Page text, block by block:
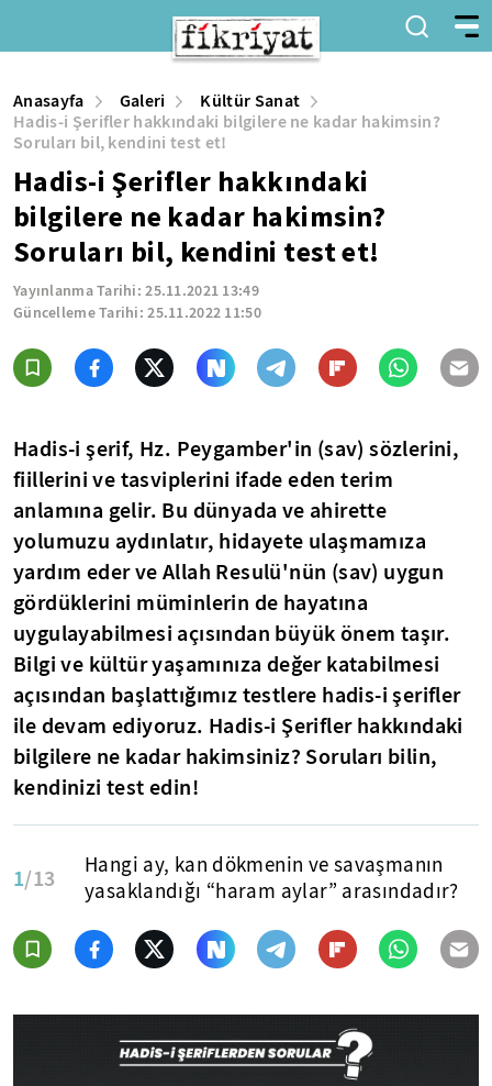
Anasayfa Galeri
Kültür Sanat
Hadis-i Şerifler hakkındaki bilgilere ne kadar hakimsin?
Soruları bil, kendini test et!
Hadis-i Şerifler hakkındaki
bilgilere ne kadar hakimsin?
Soruları bil, kendini test et!
Yayınlanma Tarihi:25.11.2021 13:49
Güncelleme Tarihi:25.11.2022 11:50
Hadis-i şerif, Hz. Peygamber'in (sav) sözlerini,
fiillerini ve tasviplerini ifade eden terim
anlamına gelir. Bu dünyada ve ahirette
yolumuzu aydınlatır, hidayete ulaşmamıza
yardım eder ve Allah Resulü'nün (sav) uygun
gördüklerini müminlerin de hayatına
uygulayabilmesi açısından büyük önem taşır.
Bilgi ve kültür yaşamınıza değer katabilmesi
açısından başlattığımız testlere hadis-i şerifler
ile devam ediyoruz. Hadis-i Şerifler hakkındaki
bilgilere ne kadar hakimsiniz? Soruları bilin,
kendinizi test edin!
1/13
Hangi ay, kan dökmenin ve savaşmanın
yasaklandığı “haram aylar” arasındadır?